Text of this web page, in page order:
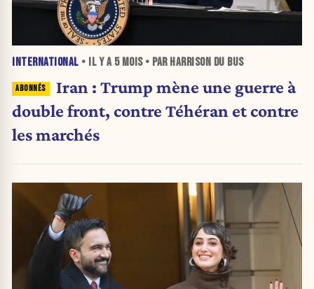
INTERNATIONAL • IL Y A 5 MOIS• PAR HARRISON DU BUS
Iran : Trump mène une guerre à
double front, contre Téhéran et contre
les marchés